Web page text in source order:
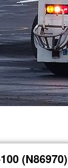
(N86970)